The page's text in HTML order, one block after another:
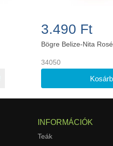
3.490 Ft
Bögre Belize-Nita Rosé
34050
INFORMÁCIÓK
Teák